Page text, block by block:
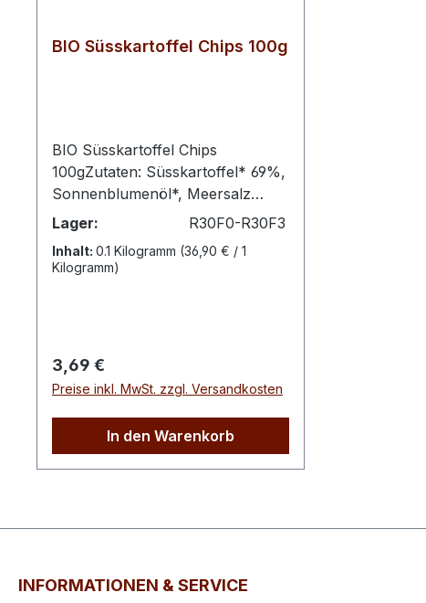
BIO Süsskartoffel Chips 100g
BIO Süsskartoffel Chips
100gZutaten: Süsskartoffel* 69%,
Sonnenblumenöl*, Meersalz
1%.*aus biologischem
100g:Energie 2050kJEnergie 492
Lager: R30F0-R30F3
Inhalt: 0.1 Kilogramm (36,90 € / 1
Kilogramm)
Regulärer Preis:
3,69 €
Preise inkl. MwSt. zzgl. Versandkosten
In den Warenkorb
INFORMATIONEN & SERVICE